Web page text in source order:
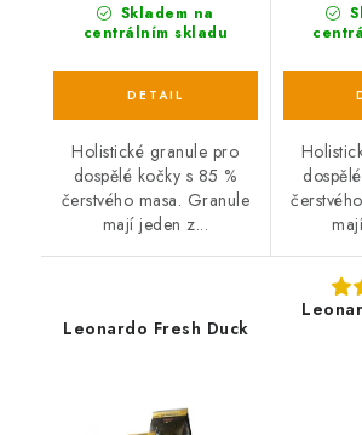
Skladem na
centrálním skladu
Holistické granule pro
dospělé kočky s 85 %
čerstvého masa. Granule
mají jeden z...
Leonardo Fresh Duck